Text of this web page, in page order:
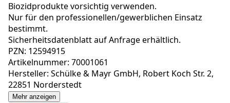
Biozidprodukte vorsichtig verwenden.
Nur für den professionellen/gewerblichen Einsatz
bestimmt.
Sicherheitsdatenblatt auf Anfrage erhältlich.
PZN: 12594915
Artikelnummer: 70001061
Hersteller: Schülke & Mayr GmbH, Robert Koch Str. 2,
22851 Norderstedt
Mehr anzeigen